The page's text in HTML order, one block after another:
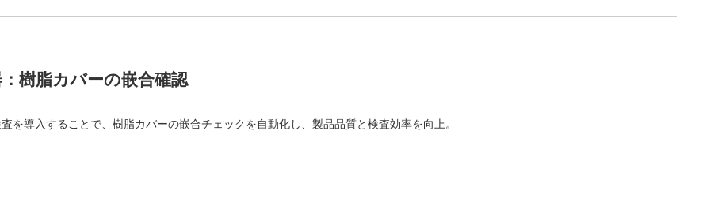
樹脂カバーの嵌合確認
を導入することで、樹脂カバーの嵌合チェックを自動化し、製品品質と検査効率を向上。